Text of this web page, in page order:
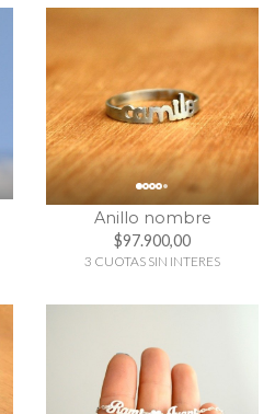
Anillo nombre
$97.900,00
3 CUOTAS SIN INTERES